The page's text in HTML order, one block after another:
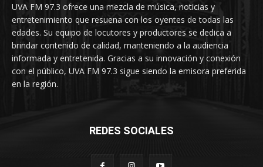
UVA FM 97.3 ofrece una mezcla de música, noticias y
entretenimiento que resuena con los oyentes de todas las
edades. Su equipo de locutores y productores se dedica a
brindar contenido de calidad, manteniendo a la audiencia
informada y entretenida. Gracias a su innovación y conexión
con el público, UVA FM 97.3 sigue siendo la emisora preferida
en la región.
REDES SOCIALES